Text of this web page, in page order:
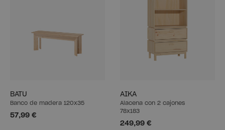
BATU
Banco de madera 120x35
57,99 €
AIKA
Alacena con 2 cajones
78x183
249,99 €